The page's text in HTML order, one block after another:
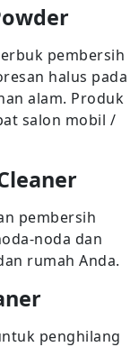
pembersih
halus pada
alam. Produk
salon mobil /
pembersih
noda dan
rumah Anda.
penghilang